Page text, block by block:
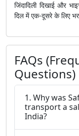
जिंदादिली दिखाई और
दिल में एक-दूसरे के लिए
FAQs
Questions)
1. Why was
transport a
India?